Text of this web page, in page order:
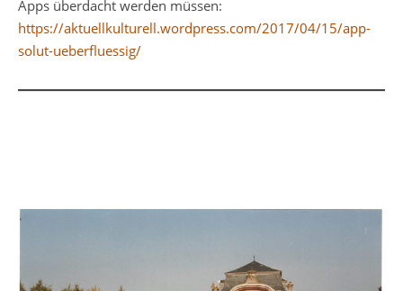
Apps überdacht werden müssen:
https://aktuellkulturell.wordpress.com/2017/04/15/app-
solut-ueberfluessig/